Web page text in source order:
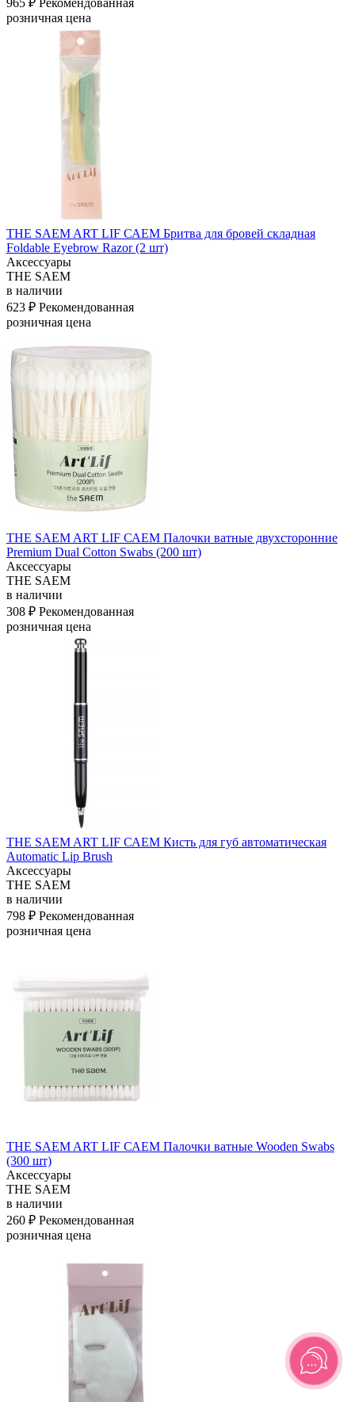
965 ₽ Рекомендованная
розничная цена
THE SAEM ART LIF САЕМ Бритва для бровей складная
Foldable Eyebrow Razor (2 шт)
Аксессуары
THE SAEM
в наличии
623 ₽ Рекомендованная
розничная цена
THE SAEM ART LIF САЕМ Палочки ватные двухсторонние
Premium Dual Cotton Swabs (200 шт)
Аксессуары
THE SAEM
в наличии
308 ₽ Рекомендованная
розничная цена
THE SAEM ART LIF САЕМ Кисть для губ автоматическая
Automatic Lip Brush
Аксессуары
THE SAEM
в наличии
798 ₽ Рекомендованная
розничная цена
THE SAEM ART LIF САЕМ Палочки ватные Wooden Swabs
(300 шт)
Аксессуары
THE SAEM
в наличии
260 ₽ Рекомендованная
розничная цена